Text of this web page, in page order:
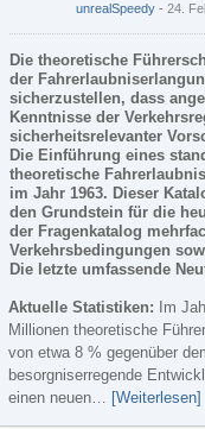
unrealSpeedy 24.
Die theoretische
der
sicherzustellen, dass
Kenntnisse der
sicherheitsrelevanter
Die Einführung eines
theoretische
im Jahr 1963. Dieser
den Grundstein für die
der Fragenkatalog
Verkehrsbedingungen
Die letzte umfassende
Aktuelle Statistiken:
Im
Millionen theoretische
von etwa 8 % gegenüber
besorgniserregende
einen neuen… [Weiterlesen]